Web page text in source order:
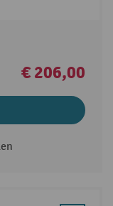
€ 206,00